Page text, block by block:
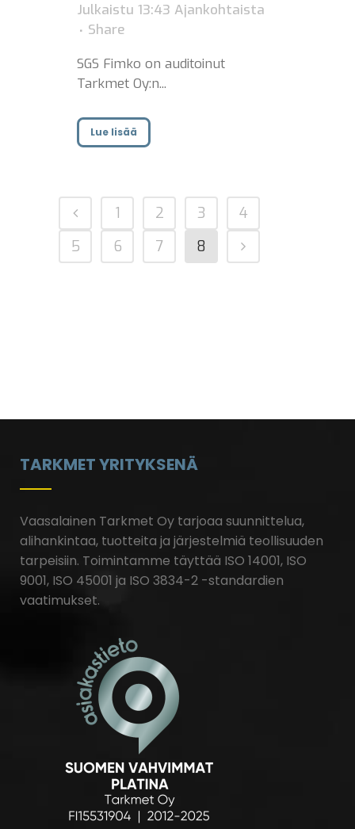
Julkaistu 13:43 Ajankohtaista
Share
SGS Fimko on auditoinut
Tarkmet Oy:n...
Lue lisää
1 2 3
4
5
6 7 8
TARKMET YRITYKSENÄ
Vaasalainen Tarkmet Oy tarjoaa suunnittelua,
alihankintaa, tuotteita ja järjestelmiä teollisuuden
tarpeisiin. Toimintamme täyttää ISO 14001, ISO
9001, ISO 45001 ja ISO 3834-2 -standardien
vaatimukset.